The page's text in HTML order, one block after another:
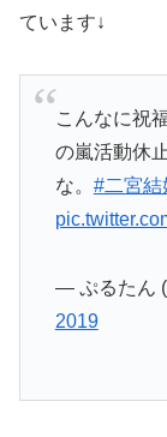
ています↓
こんなに祝
の嵐活動休
な。 #二宮結
— ぷるたん
2019